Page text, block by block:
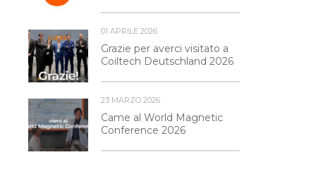
01 APRILE 2026
Grazie per averci visitato a
Coiltech Deutschland 2026
23 MARZO 2026
Came al World Magnetic
Conference 2026